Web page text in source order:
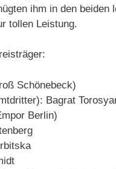
ihm in den
tollen Leistung.
Schönebeck)
Bagrat
Berlin)